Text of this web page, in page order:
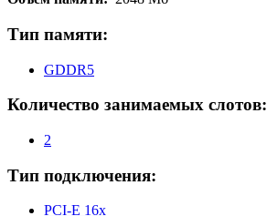
Тип памяти:
GDDR5
Количество занимаемых слотов:
2
Тип подключения:
PCI-E 16x